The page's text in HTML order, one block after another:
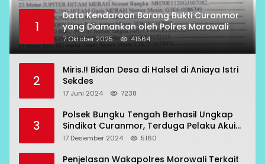
1
Data Kendaraan Barang Bukti Curanmor
yang Diamankan oleh Polres Morowali
7 Oktober 2025 41564
2
Miris.!! Bidan Desa di Halsel di Aniaya Istri
Sekdes
17 Juni 2024 7238
3
Polsek Bungku Tengah Berhasil Ungkap
Sindikat Curanmor, Terduga Pelaku Akui
Beraksi di 7 Lokasi
17 Desember 2024 5160
Penjelasan Wakapolres Morowali Terkait